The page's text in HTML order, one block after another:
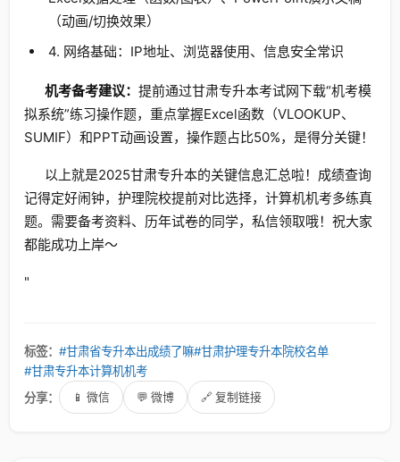
（动画/切换效果）
4. 网络基础：IP地址、浏览器使用、信息安全常识
机考备考建议： 提前通过甘肃专升本考试网下载“机考模
拟系统”练习操作题，重点掌握Excel函数（VLOOKUP、
SUMIF）和PPT动画设置，操作题占比50%，是得分关键！
以上就是2025甘肃专升本的关键信息汇总啦！成绩查询
记得定好闹钟，护理院校提前对比选择，计算机机考多练真
题。需要备考资料、历年试卷的同学，私信领取哦！祝大家
都能成功上岸～
"
标签： #甘肃省专升本出成绩了嘛#甘肃护理专升本院校名单
#甘肃专升本计算机机考
分享：
📱 微信 💬 微博 🔗 复制链接